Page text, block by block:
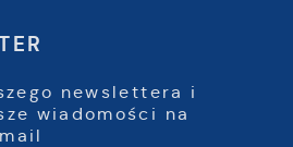
newslettera i
wiadomości na